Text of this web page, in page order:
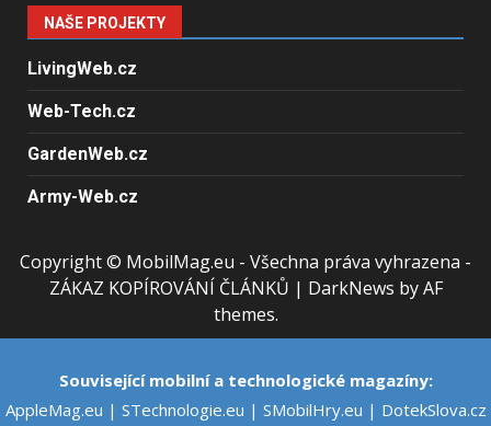
NAŠE PROJEKTY
LivingWeb.cz
Web-Tech.cz
GardenWeb.cz
Army-Web.cz
Copyright © MobilMag.eu - Všechna práva vyhrazena -
ZÁKAZ KOPÍROVÁNÍ ČLÁNKŮ | DarkNews by AF
themes.
Související mobilní a technologické magazíny:
AppleMag.eu | STechnologie.eu | SMobilHry.eu | DotekSlova.cz